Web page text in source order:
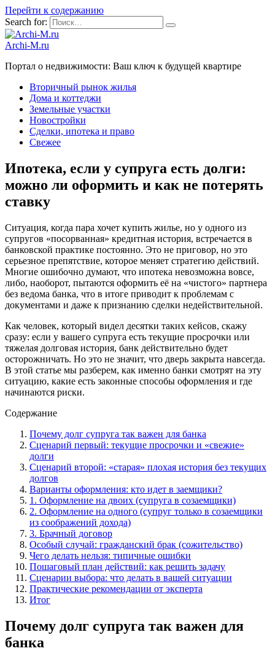
Перейти к содержанию
Search for:
Archi-M.ru
Портал о недвижимости: Ваш ключ к будущей квартире
Вторичный рынок жилья
Дома и коттеджи
Земельные участки
Новостройки
Сделки, ипотека и право
Свежее
Ипотека, если у супруга есть долги:
можно ли оформить и как не потерять
ставку
Ситуация, когда пара хочет купить жилье, но у одного из
супругов «посорванная» кредитная история, встречается в
банковской практике постоянно. Это не приговор, но это
серьезное препятствие, которое меняет стратегию действий.
Многие ошибочно думают, что ипотека невозможна вовсе,
либо, наоборот, пытаются оформить её на «чистого» партнера
без ведома банка, что в итоге приводит к проблемам с
документами и даже к признанию сделки недействительной.
Как человек, который видел десятки таких кейсов, скажу
сразу: если у вашего супруга есть текущие просрочки или
тяжелая долговая история, банк действительно будет
осторожничать. Но это не значит, что дверь закрыта навсегда.
В этой статье мы разберем, как именно банки смотрят на эту
ситуацию, какие есть законные способы оформления и где
начинаются риски.
Содержание
Почему долг супруга так важен для банка
Сценарий первый: текущие просрочки и «свежие»
долги
Сценарий второй: «старая» плохая история без текущих
долгов
Варианты оформления: кто идет в заемщики?
1. Оформление на двоих (супруга в созаемщики)
2. Оформление на одного (супруг только в созаемщики
из соображений дохода)
3. Брачный договор
Особый случай: гражданский брак (сожительство)
Чего делать нельзя: типичные ошибки
Пошаговый план действий: как решить задачу
Сценарии выбора: что делать в вашей ситуации
Практические рекомендации от эксперта
Итог
Почему долг супруга так важен для
банка